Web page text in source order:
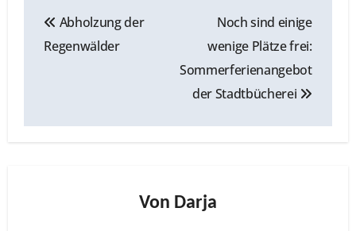
Abholzung der
Regenwälder
Noch sind einige
wenige Plätze frei:
Sommerferienangebot
der Stadtbücherei
Von Darja